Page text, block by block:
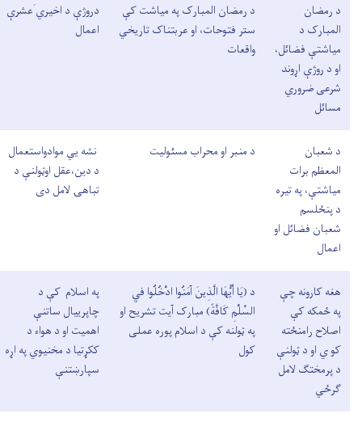
د رمضان
المبارک د
میاشتې فضائل،
او د روژې اړوند
شرعی ضروري
مسائل
د رمضان المبارک په میاشت کې
ستر فتوحات، او عربتناک تاریخي
واقعات
دروژې د اخیري َعشرې
اعمال
د شعبان
المعظم برات
میاشتې، په تیره
د پنځلسم
شعبان فضائل او
اعمال
د منبر او محراب مسئولیت
نشه يي موادواستعمال
د دین،عقل اوټولنې د
تباهۍ لامل دی
هغه کارونه چې
په ځمکه کې
اصلاح رامنځته
کو ي او د ټولنې
د پرمختګ لامل
ګرځي
د( يَا أَيُّهَا الَّذِينَ آمَنُوا ادْخُلُوا فِي
السِّلْمِ كَافَّةً) مبارکآیت تشریح او
په ټولنه کې د اسلام پوره عملی
کول
په اسلام کې د
چاپريیال ساتنې
اهمیت او د هواء د
ککړتیا د مخنیوي په اړه
سپارښتنې